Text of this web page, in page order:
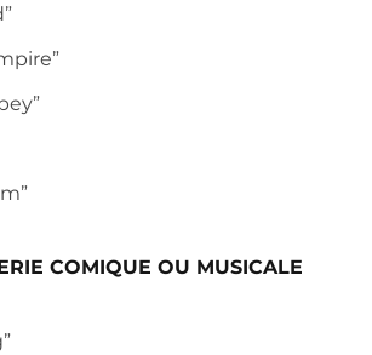
COMIQUE OU MUSICALE